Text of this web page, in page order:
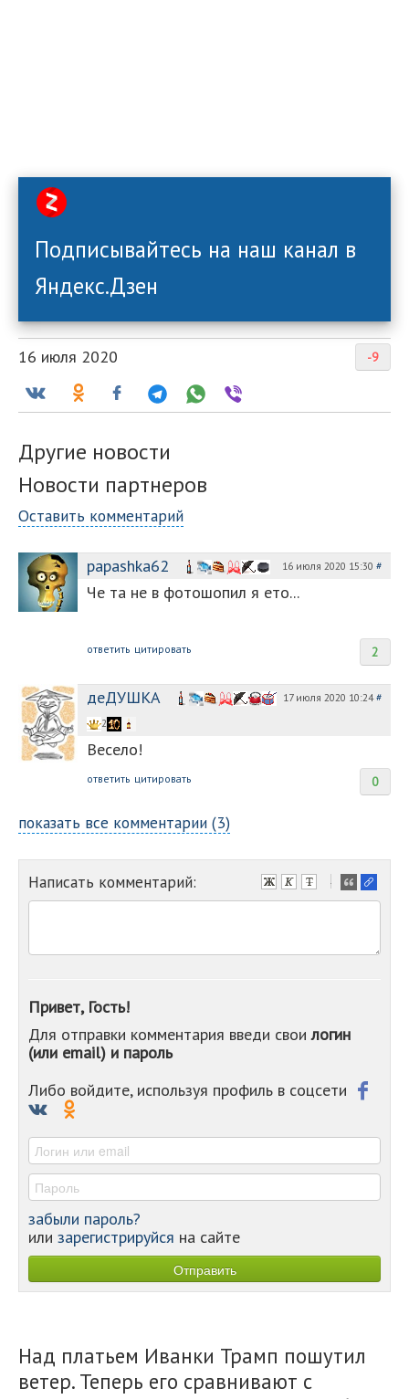
Подписывайтесь на наш канал в
Яндекс.Дзен
-9
16 июля 2020
Другие новости
Новости партнеров
Оставить комментарий
papashka62 16 июля 2020 15:30 #
Че та не в фотошопил я ето...
2
ответить цитировать
деДУШКА 17 июля 2020 10:24#
2
Весело!
0
ответить цитировать
показать все комментарии (3)
Написать комментарий:
-
-
-
-
-
Привет, Гость!
Для отправки комментария введи своилогин
(или email) и пароль
Либо войдите, используя профиль в соцсети
забыли пароль?
или зарегистрируйся на сайте
Над платьем Иванки Трамп пошутил
ветер. Теперь его сравнивают с